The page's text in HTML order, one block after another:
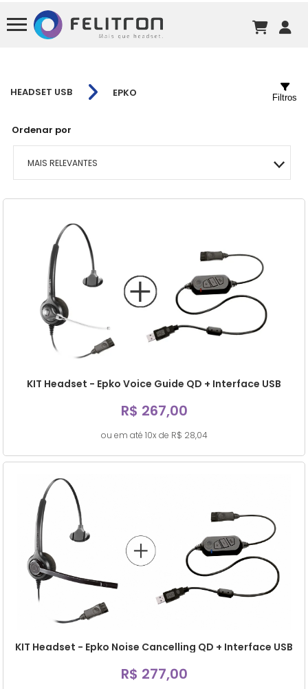
HEADSET USB EPKO
Ordenar por
MAIS RELEVANTES
MAIS VENDIDOS
MENOR PREÇO
MAIOR PREÇO
A - Z
Filtros
KIT Headset - Epko Voice Guide QD + Interface USB
R$ 267,00
ou em até 10x de R$ 28,04
KIT Headset - Epko Noise Cancelling QD + Interface USB
R$ 277,00